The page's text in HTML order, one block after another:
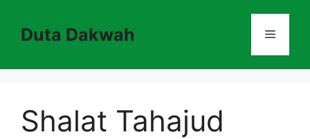
contentDuta Dakwah Menu
Shalat Tahajud